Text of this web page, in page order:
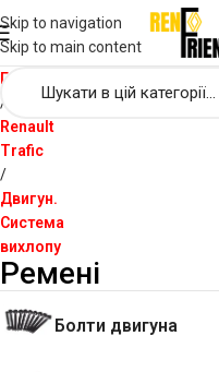
Skip to navigation
Skip to main content
Головна
Renault
Trafic
Двигун.
Система
вихлопу
Ремені
Болти двигуна